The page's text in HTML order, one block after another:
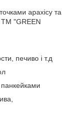
арахісу та
ТМ "GREEN
печиво і т.д